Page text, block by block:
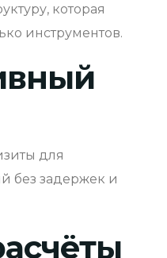
которая
инструментов.
для
без задержек и